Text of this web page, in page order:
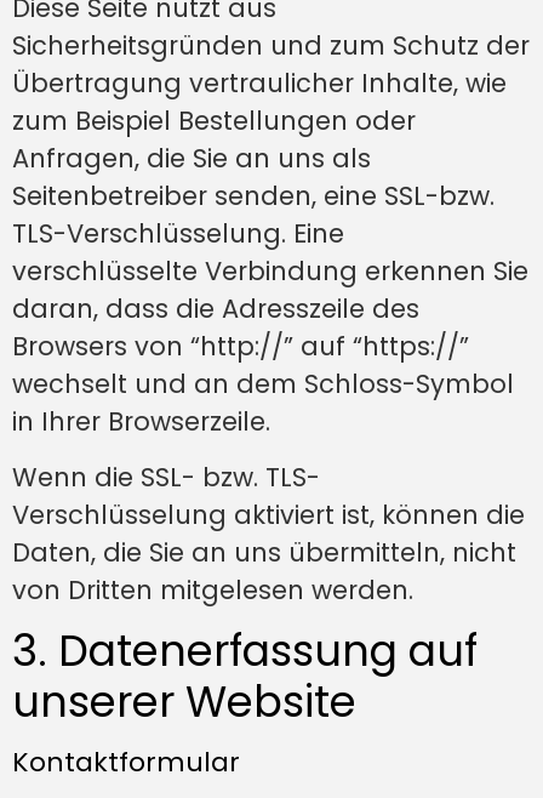
Diese Seite nutzt aus
Sicherheitsgründen und zum Schutz der
Übertragung vertraulicher Inhalte, wie
zum Beispiel Bestellungen oder
Anfragen, die Sie an uns als
Seitenbetreiber senden, eine SSL-bzw.
TLS-Verschlüsselung. Eine
verschlüsselte Verbindung erkennen Sie
daran, dass die Adresszeile des
Browsers von “http://” auf “https://”
wechselt und an dem Schloss-Symbol
in Ihrer Browserzeile.
Wenn die SSL- bzw. TLS-
Verschlüsselung aktiviert ist, können die
Daten, die Sie an uns übermitteln, nicht
von Dritten mitgelesen werden.
3. Datenerfassung auf
unserer Website
Kontaktformular